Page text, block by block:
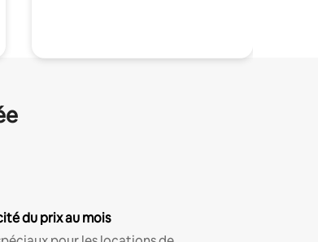
du prix au mois